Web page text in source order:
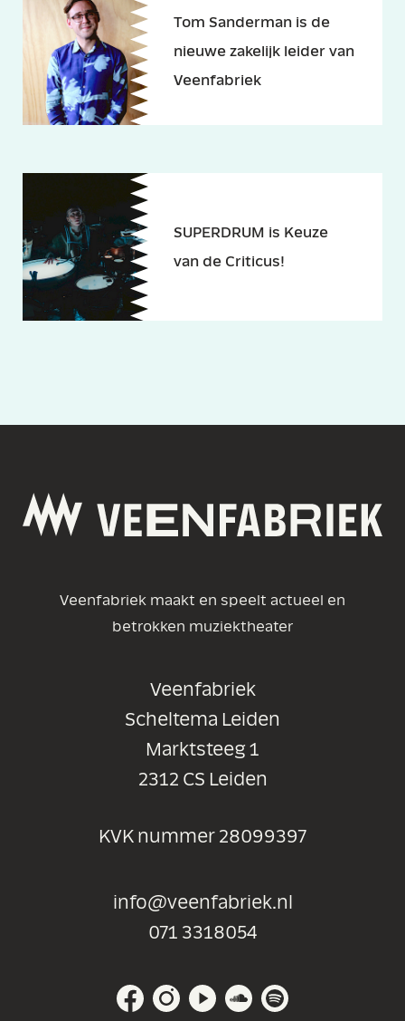
Tom Sanderman is de
nieuwe zakelijk leider van
Veenfabriek
SUPERDRUM is Keuze
van de Criticus!
Veenfabriek maakt en speelt actueel en
betrokken muziektheater
Veenfabriek
Scheltema Leiden
Marktsteeg 1
2312 CS Leiden
KVK nummer 28099397
info@veenfabriek.nl
071 3318054